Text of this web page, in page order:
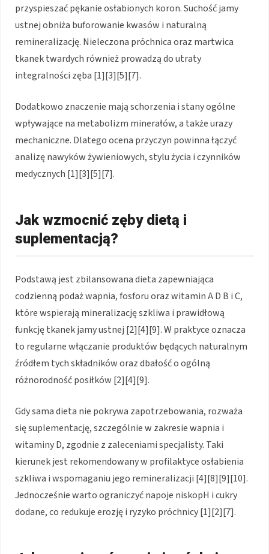
przyspieszać pękanie osłabionych koron. Suchość jamy
ustnej obniża buforowanie kwasów i naturalną
remineralizację. Nieleczona próchnica oraz martwica
tkanek twardych również prowadzą do utraty
integralności zęba [1][3][5][7].
Dodatkowo znaczenie mają schorzenia i stany ogólne
wpływające na metabolizm minerałów, a także urazy
mechaniczne. Dlatego ocena przyczyn powinna łączyć
analizę nawyków żywieniowych, stylu życia i czynników
medycznych [1][3][5][7].
Jak wzmocnić zęby dietą i
suplementacją?
Podstawą jest zbilansowana dieta zapewniająca
codzienną podaż wapnia, fosforu oraz witamin A D B i C,
które wspierają mineralizację szkliwa i prawidłową
funkcję tkanek jamy ustnej [2][4][9]. W praktyce oznacza
to regularne włączanie produktów będących naturalnym
źródłem tych składników oraz dbałość o ogólną
różnorodność posiłków [2][4][9].
Gdy sama dieta nie pokrywa zapotrzebowania, rozważa
się suplementację, szczególnie w zakresie wapnia i
witaminy D, zgodnie z zaleceniami specjalisty. Taki
kierunek jest rekomendowany w profilaktyce osłabienia
szkliwa i wspomaganiu jego remineralizacji [4][8][9][10].
Jednocześnie warto ograniczyć napoje niskopH i cukry
dodane, co redukuje erozję i ryzyko próchnicy [1][2][7].